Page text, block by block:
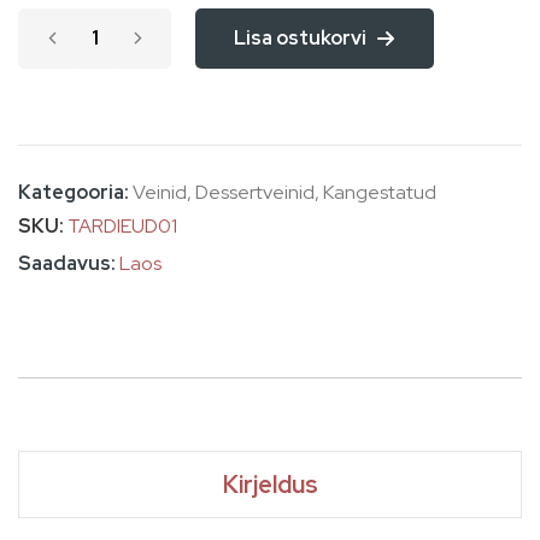
Lisa ostukorvi
Kategooria:Veinid,Dessertveinid,Kangestatud
SKU TARDIEUD01
Laos
Kirjeldus